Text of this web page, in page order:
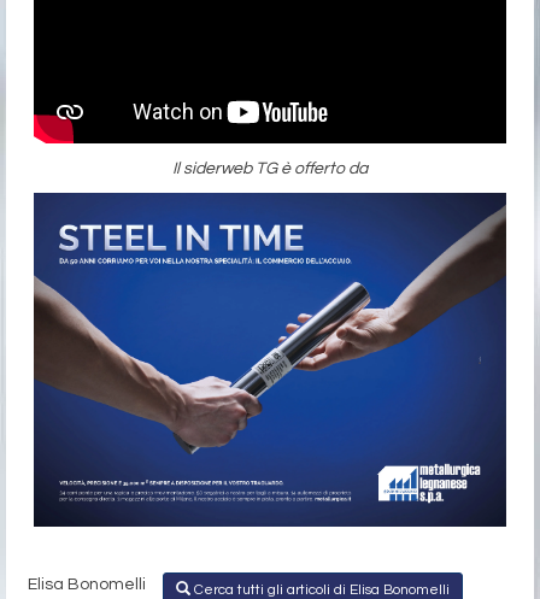
Il siderweb TG è offerto da
Elisa Bonomelli Cerca tutti gli articoli di Elisa Bonomelli